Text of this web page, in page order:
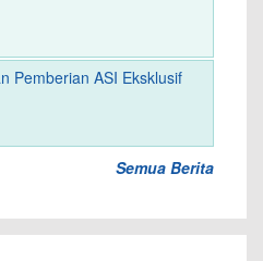
Pemberian ASI Eksklusif
Semua Berita